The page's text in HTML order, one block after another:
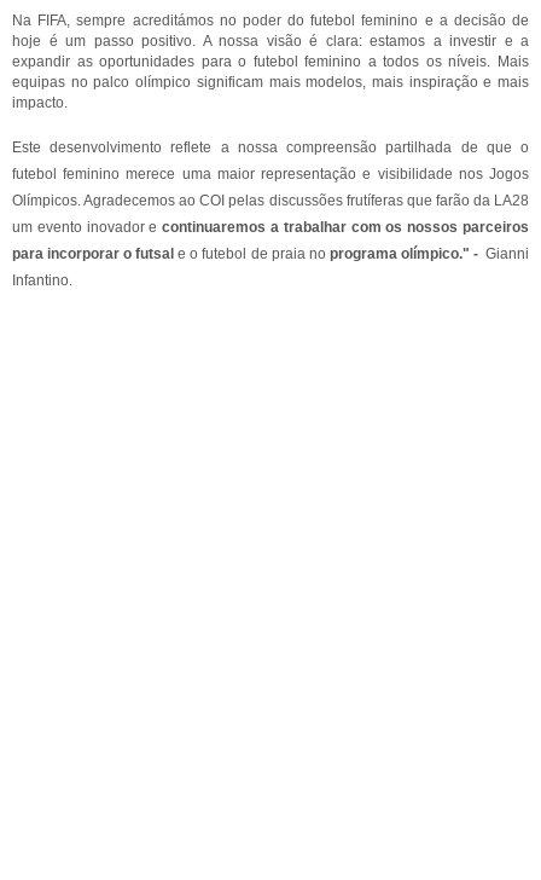
Na FIFA, sempre acreditámos no poder do futebol feminino e a decisão de
hoje é um passo positivo. A nossa visão é clara: estamos a investir e a
expandir as oportunidades para o futebol feminino a todos os níveis. Mais
equipas no palco olímpico significam mais modelos, mais inspiração e mais
impacto.
Este desenvolvimento reflete a nossa compreensão partilhada de que o
futebol feminino merece uma maior representação e visibilidade nos Jogos
Olímpicos. Agradecemos ao COI pelas discussões frutíferas que farão da LA28
um evento inovador econtinuaremos a trabalhar com os nossos parceiros
para incorporar o futsal e o futebol de praia no programa olímpico." -Gianni
Infantino.